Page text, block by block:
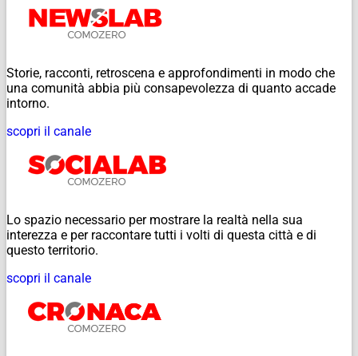
Storie, racconti, retroscena e approfondimenti in modo che
una comunità abbia più consapevolezza di quanto accade
intorno.
scopri il canale
Lo spazio necessario per mostrare la realtà nella sua
interezza e per raccontare tutti i volti di questa città e di
questo territorio.
scopri il canale